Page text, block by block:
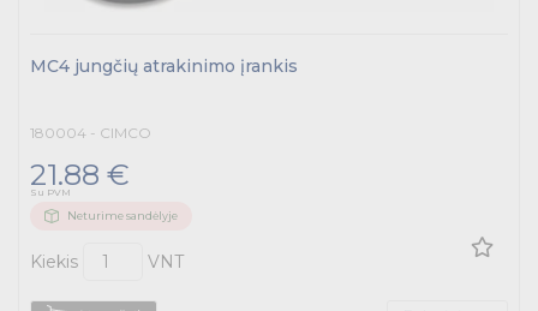
MC4 jungčių atrakinimo įrankis
180004 - CIMCO
21.88 €
Su PVM
Neturime sandėlyje
Kiekis VNT